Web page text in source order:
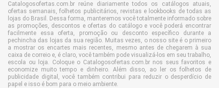
Catalogosofertas.com.br reúne diariamente todos os catálogos atuais,
ofertas semanais, folhetos publicitários, revistas e lookbooks de todas as
lojas do Brasil. Dessa forma, manteremos você totalmente informado sobre
as promoções, descontos e ofertas do catálogo e você poderá encontrar
facilmente essa oferta, promoção ou desconto específico durante a
pechincha das lojas da sua região. Muitas vezes, o nosso site é o primeiro
a mostrar os encartes mais recentes, mesmo antes de chegarem à sua
caixa de correio e, é claro, você também pode visualizá-los em seu trabalho,
escola ou loja. Coloque o Catalogosofertas.com.br nos seus favoritos e
economize muito tempo e dinheiro. Além disso, ao ler os folhetos de
publicidade digital, você também contribui para reduzir o desperdício de
papel e isso é bom para o meio ambiente.